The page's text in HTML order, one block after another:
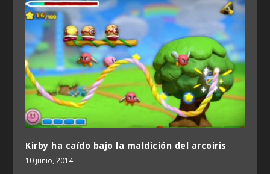
Kirby ha caído bajo la maldición del arcoiris
10 junio, 2014